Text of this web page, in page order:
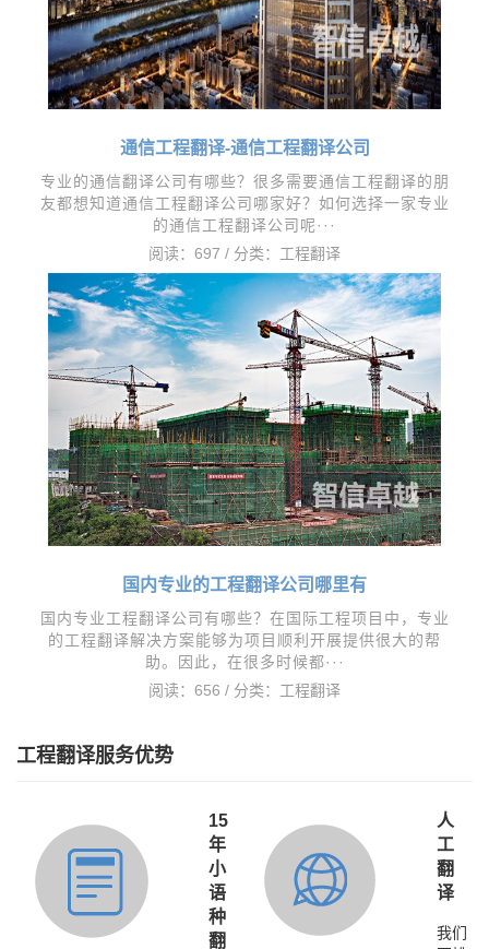
通信工程翻译-通信工程翻译公司
专业的通信翻译公司有哪些？很多需要通信工程翻译的朋
友都想知道通信工程翻译公司哪家好？如何选择一家专业
的通信工程翻译公司呢···
阅读：697 / 分类： 工程翻译
国内专业的工程翻译公司哪里有
国内专业工程翻译公司有哪些？在国际工程项目中，专业
的工程翻译解决方案能够为项目顺利开展提供很大的帮
助。因此，在很多时候都···
阅读：656 / 分类： 工程翻译
工程翻译服务优势
15
年
小
语
种
翻
人
工
翻
译
我们